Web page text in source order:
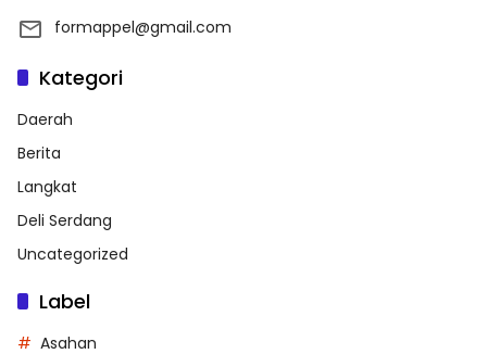
formappel@gmail.com
Kategori
Daerah
Berita
Langkat
Deli Serdang
Uncategorized
Label
Asahan